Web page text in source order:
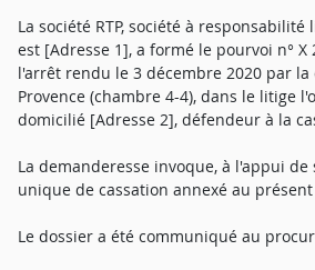
La société RTP, société à
est [Adresse 1], a formé le pourvoi n° X
l'arrêt rendu le 3 décembre 2020 par la
Provence (chambre 4-4), dans le litige
domicilié [Adresse 2], défendeur à la
La demanderesse invoque, à l'appui
unique de cassation annexé au
Le dossier a été communiqué au